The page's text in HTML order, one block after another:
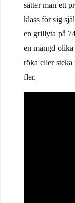
sätter man ett
klass för sig
en grillyta på
en mängd
röka eller
fler.